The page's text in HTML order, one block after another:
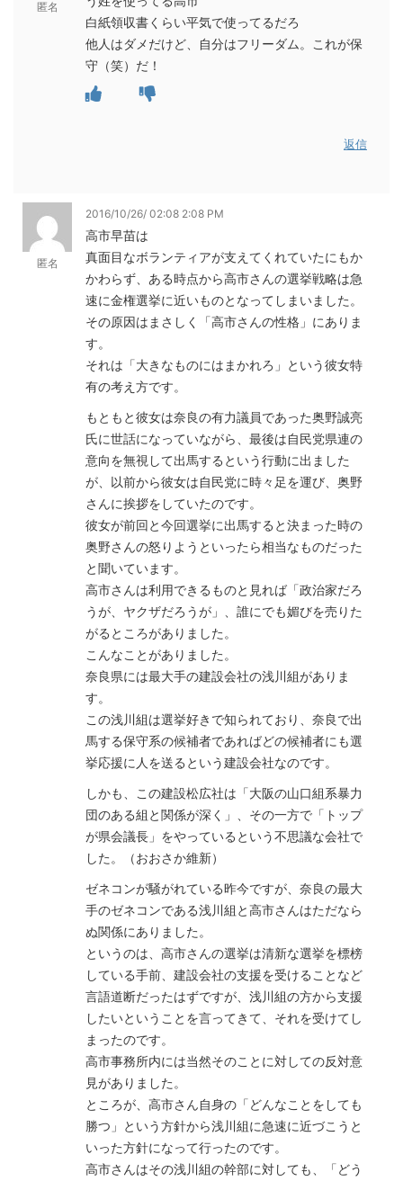
匿名
白紙領収書くらい平気で使ってるだろ
他人はダメだけど、自分はフリーダム。これが保
守（笑）だ！
返信
匿名
2016/10/26/ 02:08 2:08 PM
高市早苗は
真面目なボランティアが支えてくれていたにもか
かわらず、ある時点から高市さんの選挙戦略は急
速に金権選挙に近いものとなってしまいました。
その原因はまさしく「高市さんの性格」にありま
す。
それは「大きなものにはまかれろ」という彼女特
有の考え方です。
もともと彼女は奈良の有力議員であった奥野誠亮
氏に世話になっていながら、最後は自民党県連の
意向を無視して出馬するという行動に出ました
が、以前から彼女は自民党に時々足を運び、奥野
さんに挨拶をしていたのです。
彼女が前回と今回選挙に出馬すると決まった時の
奥野さんの怒りようといったら相当なものだった
と聞いています。
高市さんは利用できるものと見れば「政治家だろ
うが、ヤクザだろうが」、誰にでも媚びを売りた
がるところがありました。
こんなことがありました。
奈良県には最大手の建設会社の浅川組がありま
す。
この浅川組は選挙好きで知られており、奈良で出
馬する保守系の候補者であればどの候補者にも選
挙応援に人を送るという建設会社なのです。
しかも、この建設松広社は「大阪の山口組系暴力
団のある組と関係が深く」、その一方で「トップ
が県会議長」をやっているという不思議な会社で
した。（おおさか維新）
ゼネコンが騒がれている昨今ですが、奈良の最大
手のゼネコンである浅川組と高市さんはただなら
ぬ関係にありました。
というのは、高市さんの選挙は清新な選挙を標榜
している手前、建設会社の支援を受けることなど
言語道断だったはずですが、浅川組の方から支援
したいということを言ってきて、それを受けてし
まったのです。
高市事務所内には当然そのことに対しての反対意
見がありました。
ところが、高市さん自身の「どんなことをしても
勝つ」という方針から浅川組に急速に近づこうと
いった方針になって行ったのです。
高市さんはその浅川組の幹部に対しても、「どう